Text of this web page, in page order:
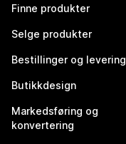
Finne produkter
Selge produkter
Bestillinger og levering
Butikkdesign
Markedsføring og
konvertering